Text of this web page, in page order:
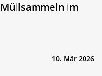
im
10. Mär 2026